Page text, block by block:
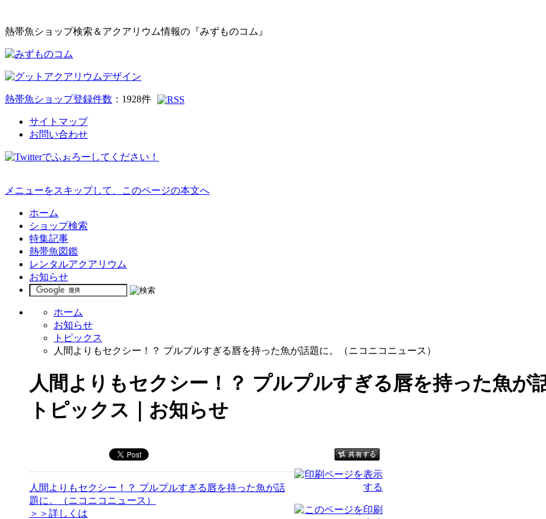
熱帯魚ショップ検索＆アクアリウム情報の『みずものコム』
熱帯魚ショップ登録件数 ： 1928件
サイトマップ
お問い合わせ
メニューをスキップして、このページの本文へ
ホーム
ショップ検索
特集記事
熱帯魚図鑑
レンタルアクアリウム
お知らせ
ホーム
お知らせ
トピックス
人間よりもセクシー！？ プルプルすぎる唇を持った魚が話題に。（ニコニコニュース）
人間よりもセクシー！？ プルプルすぎる唇を持った魚が
トピックス｜お知らせ
人間よりもセクシー！？ プルプルすぎる唇を持った魚が話
題に。（ニコニコニュース）
＞＞詳しくは